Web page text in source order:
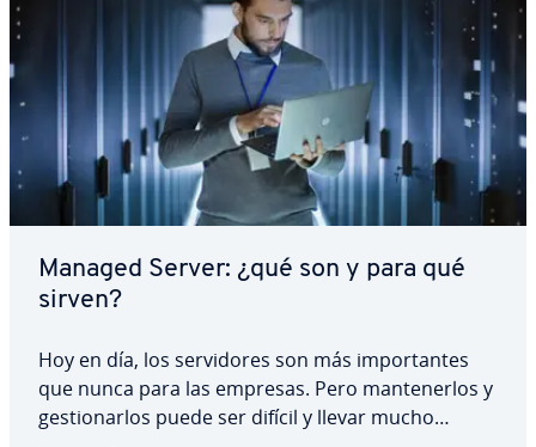
Managed Server: ¿qué son y para qué
sirven?
Hoy en día, los se­r­vi­do­res son más im­po­r­ta­n­tes
que nunca para las empresas. Pero ma­n­te­ne­r­los y
ge­s­tio­nar­los puede ser difícil y llevar mucho